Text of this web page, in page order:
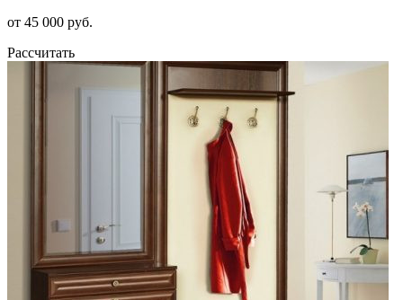
от 45 000 руб.
Рассчитать